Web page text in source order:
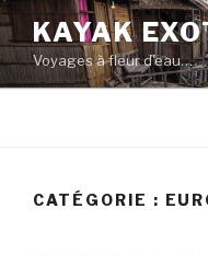
Aller
au
contenu
principal
KAYAK
Voyages à fleur d'eau…
CATÉGORIE :